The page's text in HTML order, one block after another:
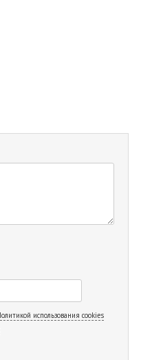
использования cookies